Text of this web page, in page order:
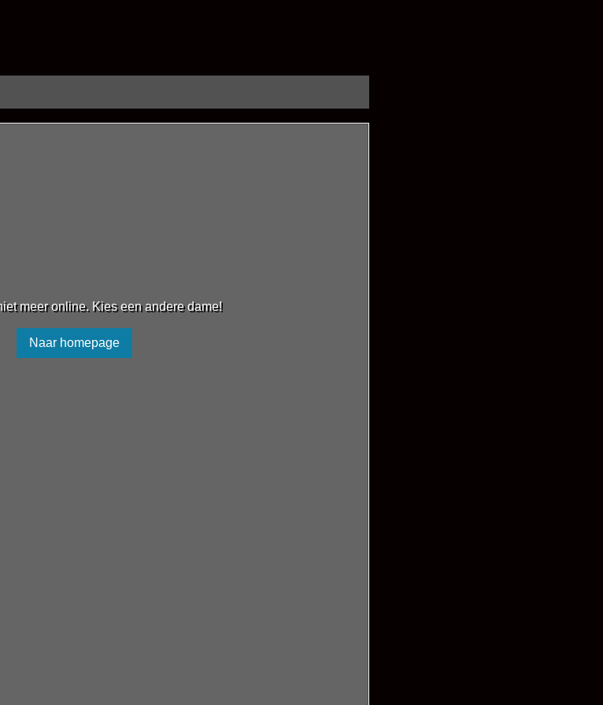
meer online. Kies een andere dame!
Naar homepage